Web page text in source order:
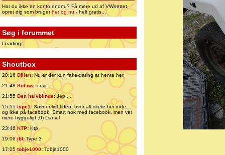
Har du ikke en konto endnu? Få mere ud af VWnettet,
opret dig som brugerher og nu - helt gratis...
Søg i forummet
Loading
Shoutbox
20:16 Dillen: Nu er der kun fake-dating at hente her.
21:48 SoLow:enig..
21:55 Den halvblinde:Jep.....
15:55 type1:Savner lidt tiden, hvor alt skete her inde,
og ikke på facebook. Smart nok med facebook, men var
mere hyggeligt ;0) Daniel
23:46 KTP:Ktp
19:06jbl:Type 3
17:05tobje1000: Tobje1000